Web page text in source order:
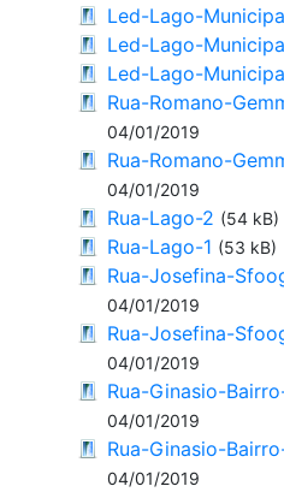
Led-Lago-
Led-Lago-
Led-Lago-
Rua-Romano-
04/01/2019
Rua-Romano-
04/01/2019
Rua-Lago-2 (54 kB)
Rua-Lago-1 (53 kB)
Rua-Josefina-
04/01/2019
Rua-Josefina-
04/01/2019
Rua-Ginasio-
04/01/2019
Rua-Ginasio-
04/01/2019